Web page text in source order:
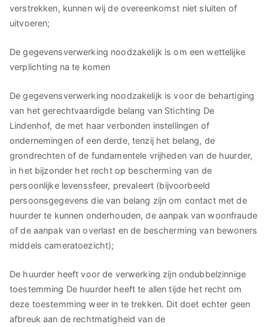
verstrekken, kunnen wij de overeenkomst niet sluiten of
uitvoeren;
De gegevensverwerking noodzakelijk is om een wettelijke
verplichting na te komen
De gegevensverwerking noodzakelijk is voor de behartiging
van het gerechtvaardigde belang van Stichting De
Lindenhof, de met haar verbonden instellingen of
ondernemingen of een derde, tenzij het belang, de
grondrechten of de fundamentele vrijheden van de huurder,
in het bijzonder het recht op bescherming van de
persoonlijke levenssfeer, prevaleert (bijvoorbeeld
persoonsgegevens die van belang zijn om contact met de
huurder te kunnen onderhouden, de aanpak van woonfraude
of de aanpak van overlast en de bescherming van bewoners
middels cameratoezicht);
De huurder heeft voor de verwerking zijn ondubbelzinnige
toestemming De huurder heeft te allen tijde het recht om
deze toestemming weer in te trekken. Dit doet echter geen
afbreuk aan de rechtmatigheid van de